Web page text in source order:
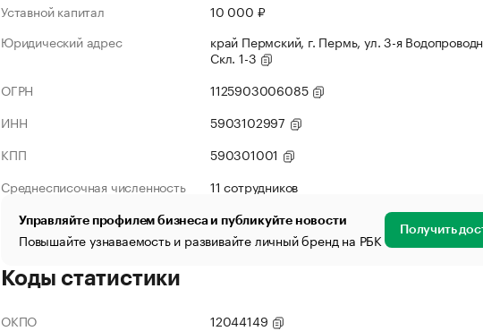
Уставной капитал
10 000 ₽
Юридический адрес
край Пермский, г. Пермь, ул. 3-я
Скл. 1-3
ОГРН
1125903006085
ИНН
5903102997
КПП
590301001
Среднесписочная численность
11 сотрудников
Управляйте профилем бизнеса и публикуйте новости
Повышайте узнаваемость и развивайте личный бренд на РБК Получить
Коды статистики
ОКПО
12044149